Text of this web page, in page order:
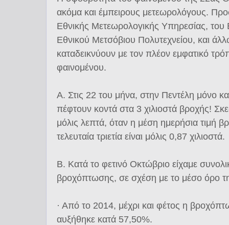
ακόμα και έμπειρους μετεωρολόγους.
Εθνικής Μετεωρολογικής Υπηρεσίας,
Εθνικού Μετσόβιου Πολυτεχνείου, και
καταδεικνύουν με τον πλέον εμφατικό
φαινομένου.
Α. Στις 22 του μήνα, στην Πεντέλη μόνο
πέφτουν κοντά στα 3 χιλιοστά βροχής!
μόλις λεπτά, όταν η μέση ημερήσια τιμή
τελευταία τριετία είναι μόλις 0,87 χιλιοστά.
Β. Κατά το φετινό Οκτώβριο είχαμε
βροχόπτωσης, σε σχέση με το μέσο όρο της
· Από το 2014, μέχρι και φέτος η
αυξήθηκε κατά 57,50%.